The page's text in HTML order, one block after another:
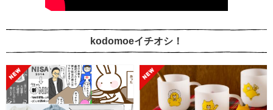
kodomoeイチオシ！